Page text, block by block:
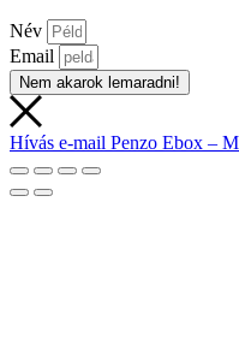
Név
Email
Nem akarok lemaradni!
Hívás e-mail Penzo Ebox –